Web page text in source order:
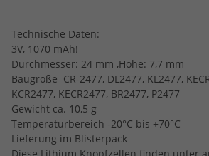
Technische Daten:
3V, 1070 mAh!
Durchmesser: 24 mm ,Höhe: 7,7 mm
Baugröße CR-2477, DL2477, KL2477,
KCR2477, KECR2477, BR2477, P2477
Gewicht ca. 10,5 g
Temperaturbereich -20°C bis +70°C
Lieferung im Blisterpack